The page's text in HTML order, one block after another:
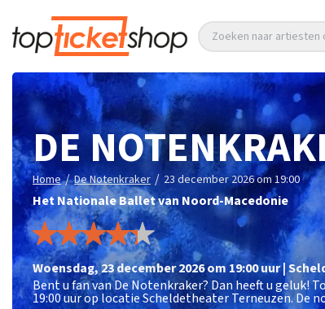
Zoeken naar
DE
Home / De Notenkraker / 23 december 2026 om 19:00
Het Nationale Ballet van Noord-Macedonie
woensdag,23 december 2026 om 19:00uur|
Bent u fan van De Notenkraker? Dan heeft u geluk!
19:00 uur op locatie Scheldetheater Terneuzen. De